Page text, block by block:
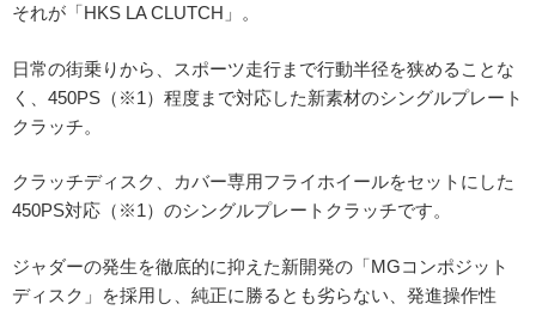
それが「HKS LA CLUTCH」。
日常の街乗りから、スポーツ走行まで行動半径を狭めることな
く、450PS（※1）程度まで対応した新素材のシングルプレート
クラッチ。
クラッチディスク、カバー専用フライホイールをセットにした
450PS対応（※1）のシングルプレートクラッチです。
ジャダーの発生を徹底的に抑えた新開発の「MGコンポジット
ディスク」を採用し、純正に勝るとも劣らない、発進操作性